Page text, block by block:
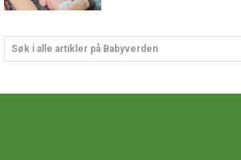
Søk i alle artikler på Babyverden